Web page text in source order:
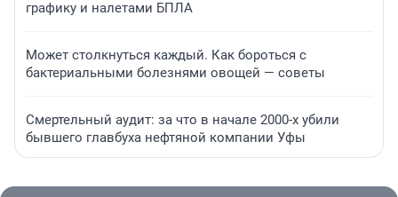
графику и налетами БПЛА
Может столкнуться каждый. Как бороться с
бактериальными болезнями овощей — советы
Смертельный аудит: за что в начале 2000-х убили
бывшего главбуха нефтяной компании Уфы